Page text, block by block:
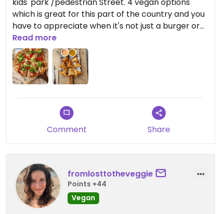
which is great for this part of the country and you
have to appreciate when it's not just a burger or
some nuggets. The samosas were good. The
foccacia looked amazing when it arrived - it's
basically just a huge pizza. However after eating
about a quarter I got that terrible feeling the
cheese was dairy. I asked and they realised they
had made a mistake. To be fair she was mortified
and apologetic, offering to make me a new one
and reduce my bill. Probably no need to be careful
but may be worth double checking if you are
vegan.
Read more
Comment Share
fromlosttotheveggie
Points +44
Vegan